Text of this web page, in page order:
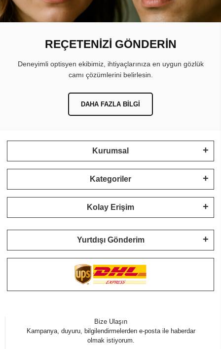
REÇETENİZİ GÖNDERİN
Deneyimli optisyen ekibimiz, ihtiyaçlarınıza en uygun gözlük
camı çözümlerini belirlesin.
DAHA FAZLA BILGI
Kurumsal
Kategoriler
Kolay Erişim
Yurtdışı Gönderim
Bize Ulaşın
Kampanya, duyuru, bilgilendirmelerden e-posta ile haberdar
olmak istiyorum.